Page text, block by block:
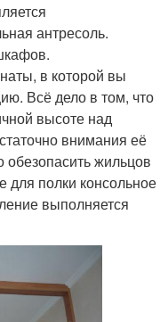
антресоль.
в которой вы
Всё дело в том, что
высоте над
внимания её
жильцов
для полки консольное
выполняется